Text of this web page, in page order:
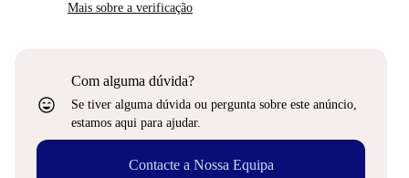
Mais sobre a verificação
sentiment_very_satisfied
Com alguma dúvida?
Se tiver alguma dúvida ou pergunta sobre este anúncio,
estamos aqui para ajudar.
Contacte a Nossa Equipa